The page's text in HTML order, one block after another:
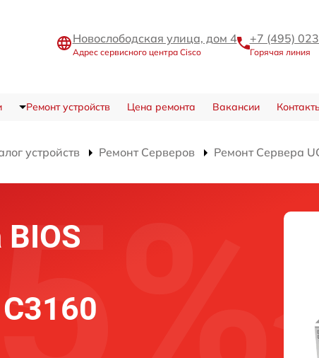
Новослободская улица, дом 4
Адрес сервисного центра Cisco
+7 (495)
Горячая линия
Ремонт устройств Цена ремонта Вакансии
устройств Ремонт Серверов Ремонт Сервера